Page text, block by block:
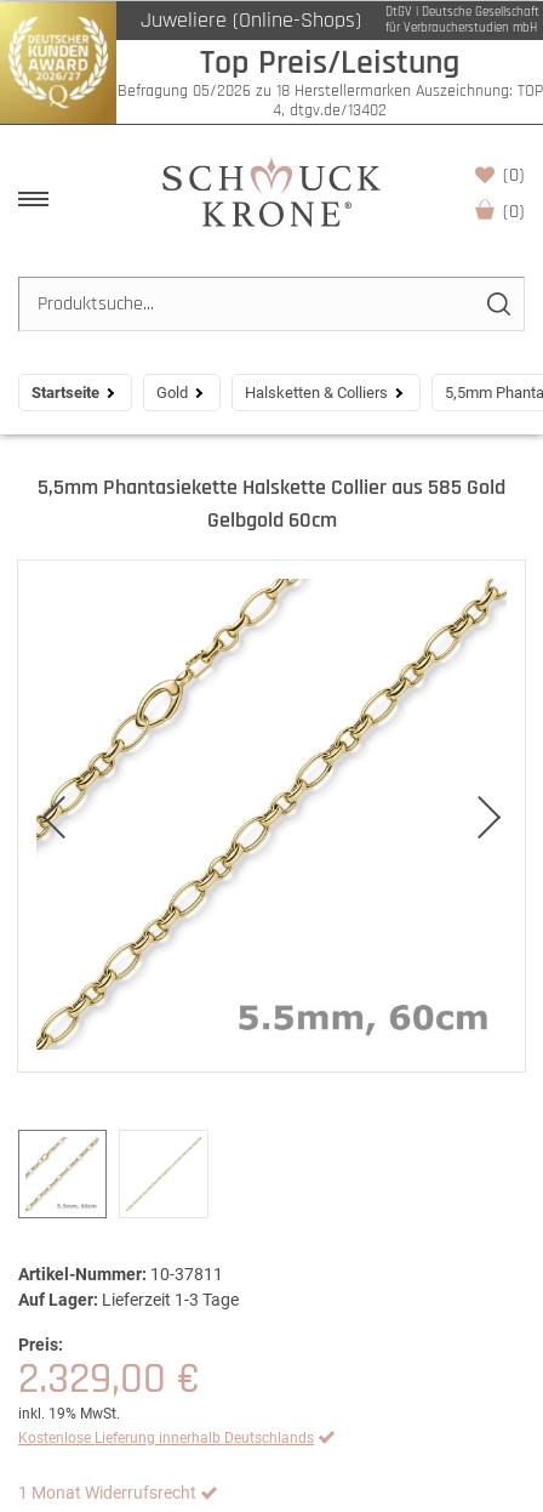
Juweliere (Online-Shops)
DtGV | Deutsche Gesellschaft
für Verbraucherstudien mbH
Top Preis/Leistung
Befragung 05/2026 zu 18 Herstellermarken Auszeichnung: TOP
4, dtgv.de/13402
(0)
(0)
Startseite Gold Halsketten & Colliers 5,5mm
5,5mm Phantasiekette Halskette Collier aus 585 Gold
Gelbgold 60cm
Artikel-Nummer: 10-37811
Auf Lager: Lieferzeit 1-3 Tage
Preis:
2.329,00 €
inkl. 19% MwSt.
Kostenlose Lieferung innerhalb Deutschlands
1 Monat Widerrufsrecht